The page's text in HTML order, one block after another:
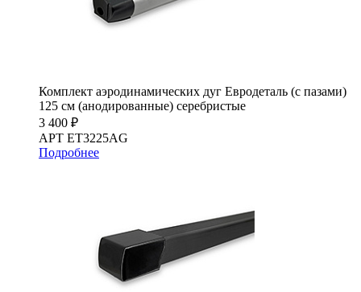
Комплект аэродинамических дуг Евродеталь (с пазами)
125 см (анодированные) серебристые
3 400 ₽
АРТ ET3225AG
Подробнее